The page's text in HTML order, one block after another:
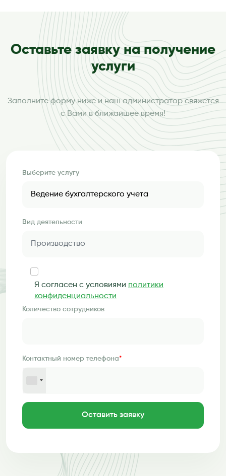
Оставьте заявку на получение
услуги
Заполните форму ниже и наш администратор свяжется
с Вами в ближайшее время!
Выберите услугу
Вид деятельности
Я согласен с условиями политики
конфиденциальности
Количество сотрудников
Контактный номер телефона*